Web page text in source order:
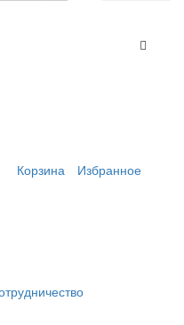
Корзина Избранное